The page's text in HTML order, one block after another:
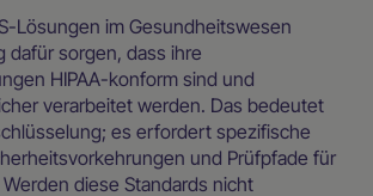
Lösungen im Gesundheitswesen
dafür sorgen, dass ihre
HIPAA-konform sind und
verarbeitet werden. Das bedeutet
es erfordert spezifische
und Prüfpfade für
diese Standards nicht